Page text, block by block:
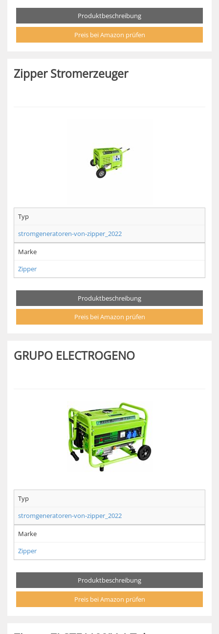
Produktbeschreibung
Preis bei Amazon prüfen
Zipper Stromerzeuger
Typ
stromgeneratoren-von-zipper_2022
Marke
Zipper
Produktbeschreibung
Preis bei Amazon prüfen
GRUPO ELECTROGENO
Typ
stromgeneratoren-von-zipper_2022
Marke
Zipper
Produktbeschreibung
Preis bei Amazon prüfen